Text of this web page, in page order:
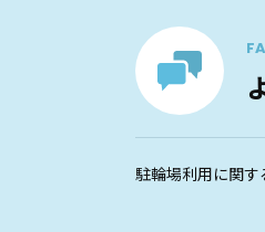
駐輪場利用に関す